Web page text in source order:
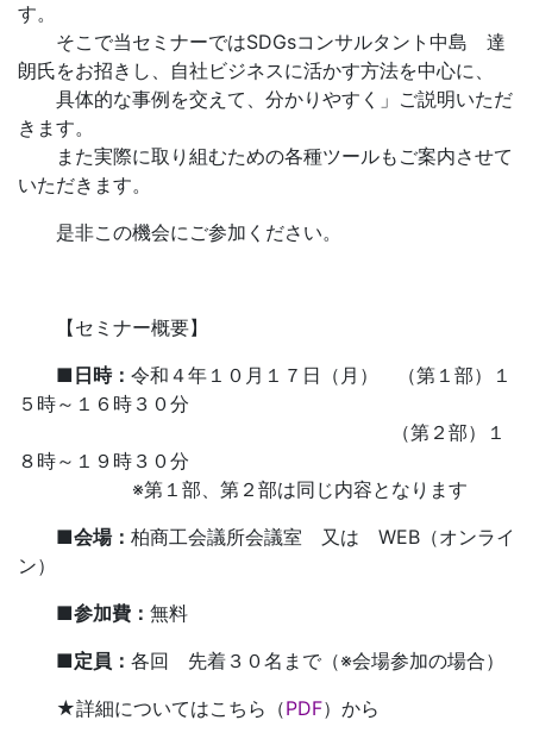
す。
そこで当セミナーではSDGsコンサルタント中島 達
朗氏をお招きし、自社ビジネスに活かす方法を中心に、
具体的な事例を交えて、分かりやすく」ご説明いただ
きます。
また実際に取り組むための各種ツールもご案内させて
いただきます。
是非この機会にご参加ください。
【セミナー概要】
■日時： 令和４年１０月１７日（月） （第１部）１
５時～１６時３０分
（第２部）１
８時～１９時３０分
※第１部、第２部は同じ内容となります
■会場： 柏商工会議所会議室 又は WEB（オンライ
ン）
■参加費： 無料
■定員： 各回 先着３０名まで（※会場参加の場合）
★詳細についてはこちら（PDF）から